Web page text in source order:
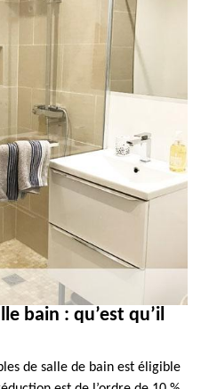
bain : qu’est qu’il
de salle de bain est éligible